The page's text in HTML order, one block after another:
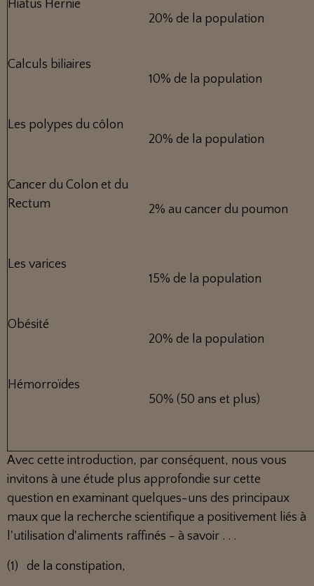
Hiatus Hernie
20% de la population
Calculs biliaires
10% de la population
Les polypes du côlon
20% de la population
Cancer du Colon et du
Rectum
2% au cancer du poumon
Les varices
15% de la population
Obésité
20% de la population
Hémorroïdes
50% (50 ans et plus)
Avec cette introduction, par conséquent, nous vous
invitons à une étude plus approfondie sur cette
question en examinant quelques-uns des principaux
maux que la recherche scientifique a positivement liés à
l'utilisation d'aliments raffinés - à savoir . . .
(1) de la constipation,